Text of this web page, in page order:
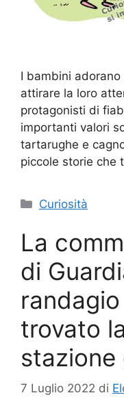
I bambini
attirare la loro
protagonisti di
importanti valori
tartarughe e
piccole storie
Categorie
Curiosità
La
di
trovato
stazione
7 Luglio 2022 di